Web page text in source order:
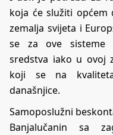
koja će služiti
zemalja svijeta i
se za ove sisteme
sredstva iako u ovoj
koji se na
današnjice.
Samoposlužni
Banjalučanin sa